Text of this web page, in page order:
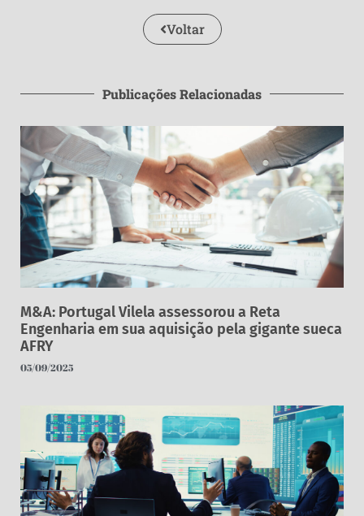
Voltar
Publicações Relacionadas
M&A: Portugal Vilela assessorou a Reta
Engenharia em sua aquisição pela gigante sueca
AFRY
05/09/2025